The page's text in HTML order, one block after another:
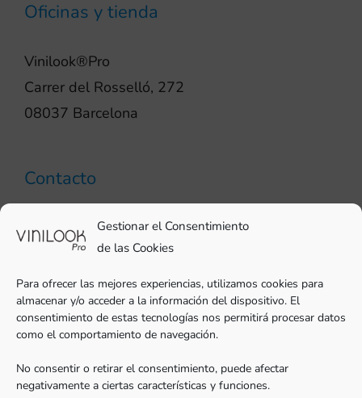
Gestionar el Consentimiento
de las Cookies
Para ofrecer las mejores experiencias, utilizamos cookies para
almacenar y/o acceder a la información del dispositivo. El
consentimiento de estas tecnologías nos permitirá procesar datos
como el comportamiento de navegación.
No consentir o retirar el consentimiento, puede afectar
negativamente a ciertas características y funciones.
Oficinas y tienda
Vinilook®Pro
Carrer del Rosselló, 272
08037 Barcelona
Contacto
pro@vinilook.es
Vinilos decorativos envinilook.net